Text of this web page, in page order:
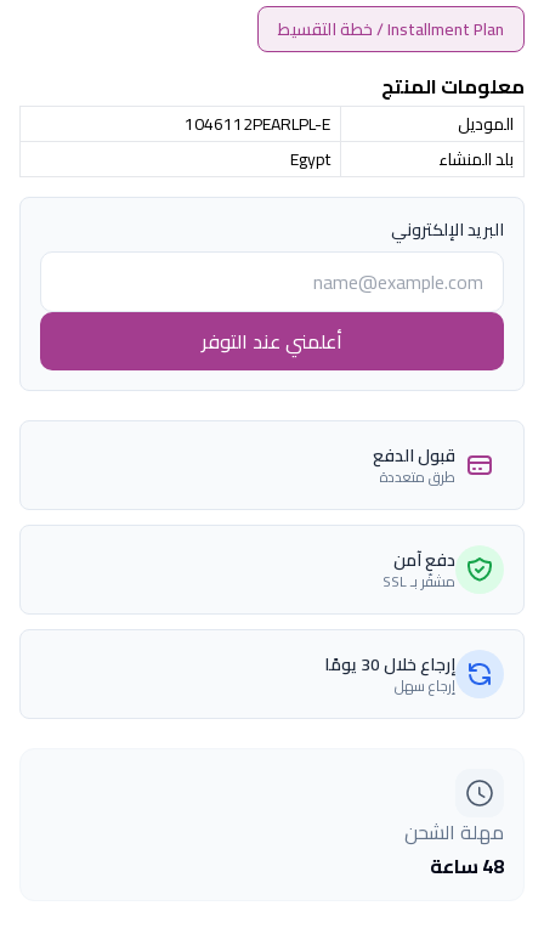
Installment Plan / خطة التقسيط
معلومات المنتج
الموديل
1046112PEARLPL-E
بلد المنشاء
Egypt
البريد الإلكتروني
أعلمني عند التوفر
قبول الدفع
طرق متعددة
دفع آمن
مشفّر بـ SSL
إرجاع خلال 30 يومًا
إرجاع سهل
مهلة الشحن
48 ساعة